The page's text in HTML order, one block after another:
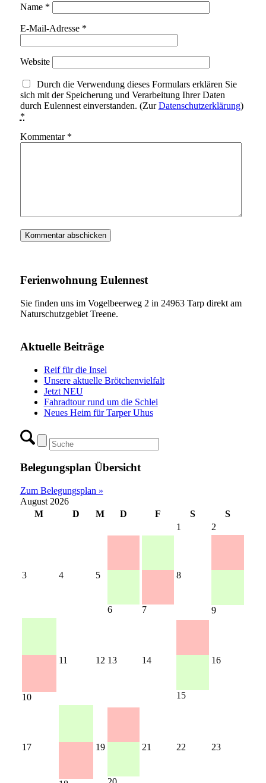
Name *
E-Mail-Adresse *
Website
Durch die Verwendung dieses Formulars erklären Sie
sich mit der Speicherung und Verarbeitung Ihrer Daten
durch Eulennest einverstanden. (ZurDatenschutzerklärung)
*
Kommentar *
Ferienwohnung Eulennest
Sie finden uns im Vogelbeerweg 2 in 24963 Tarp direkt am
Naturschutzgebiet Treene.
Aktuelle Beiträge
Reif für die Insel
Unsere aktuelle Brötchenvielfalt
Jetzt NEU
Fahradtour rund um die Schlei
Neues Heim für Tarper Uhus
Belegungsplan Übersicht
Zum Belegungsplan »
August 2026
M
D M D F S
S
1
2
3 4 5
6 7
8
9
10
11 12 13 14
15
16
17 19 21 22 23